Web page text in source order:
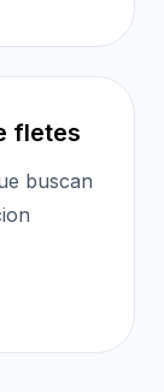
fletes
buscan